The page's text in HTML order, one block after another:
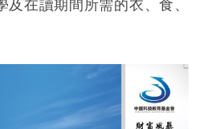
及在讀期間所需的衣、食、